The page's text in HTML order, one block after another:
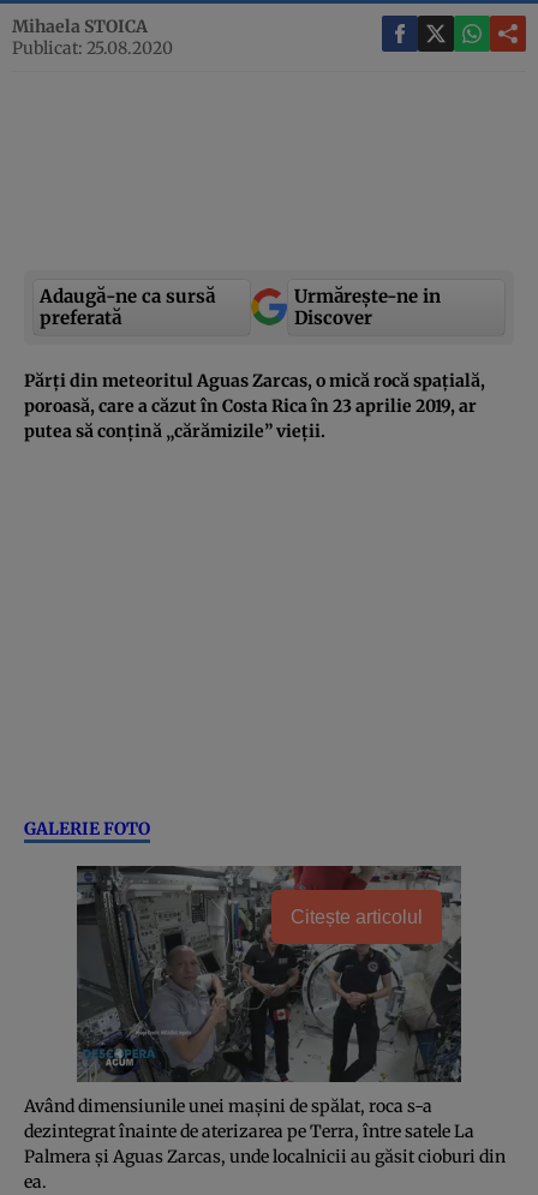
Mihaela STOICA
Publicat: 25.08.2020
Adaugă-ne ca sursă
preferată
Urmărește-ne in
Discover
Părți din meteoritul Aguas Zarcas, o mică rocă spațială,
poroasă, care a căzut în Costa Rica în 23 aprilie 2019, ar
putea să conțină „cărămizile” vieții.
GALERIE FOTO
Citește articolul
Având dimensiunile unei mașini de spălat, roca s-a
dezintegrat înainte de aterizarea pe Terra, între satele La
Palmera și Aguas Zarcas, unde localnicii au găsit cioburi din
ea.